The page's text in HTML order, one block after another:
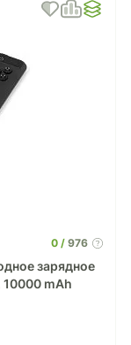
0 976
зарядное
10000 mAh